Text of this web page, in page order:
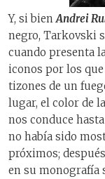
Y, si bienAndrei
negro, Tarkovski
cuando presenta
iconos por los
tizones de un
lugar, el color de
nos conduce
no había sido
próximos;
en su monografía